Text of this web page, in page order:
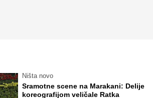
Ništa novo
Sramotne scene na Marakani: Delije
koreografijom veličale Ratka